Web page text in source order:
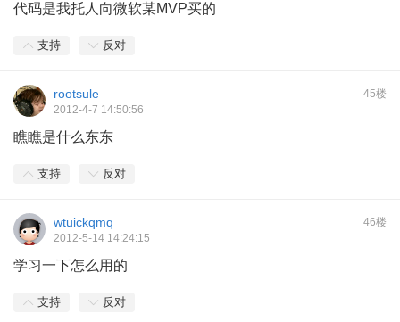
代码是我托人向微软某MVP买的
支持 反对
45楼
rootsule
2012-4-7 14:50:56
瞧瞧是什么东东
支持 反对
46楼
wtuickqmq
2012-5-14 14:24:15
学习一下怎么用的
支持 反对